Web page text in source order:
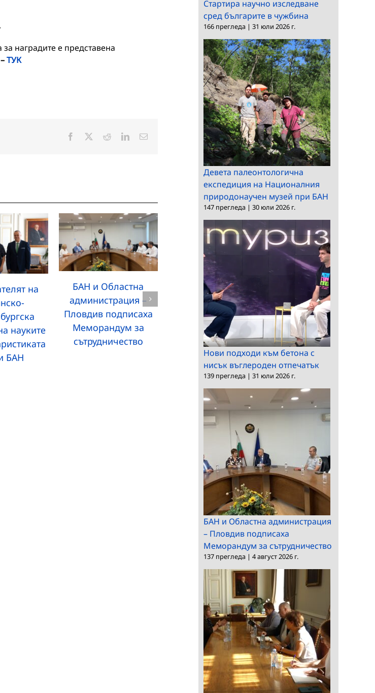
наградите е представена
ТУК
Facebook RedditLinkedInЕлектронна
на
науките
БАН
БАН и Областна
администрация –
Пловдив подписаха
Меморандум за
сътрудничество
Нови открития от
находището на
динозаври в района
на Трън
Нови подходи към
бетона с нисък
въглероден
отпечатък
Стартира научно изследване
сред българите в чужбина
166 прегледа | 31 юли 2026 г.
Девета палеонтологична
експедиция на Националния
природонаучен музей при БАН
147 прегледа | 30 юли 2026 г.
Нови подходи към бетона с
нисък въглероден отпечатък
139 прегледа | 31 юли 2026 г.
БАН и Областна администрация
– Пловдив подписаха
Меморандум за сътрудничество
137 прегледа | 4 август 2026 г.